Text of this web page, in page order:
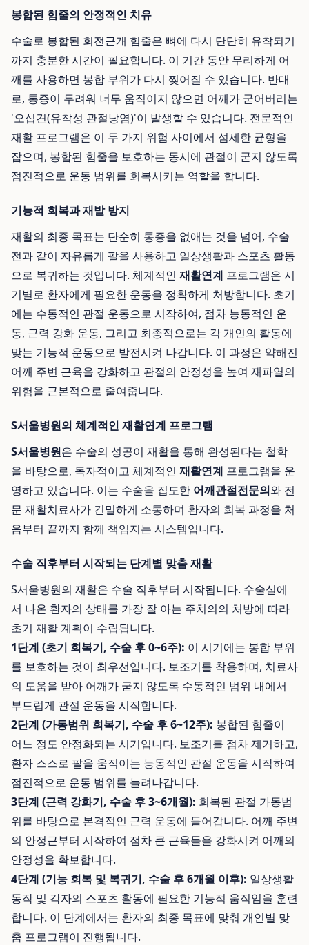
봉합된 힘줄의 안정적인 치유
수술로 봉합된 회전근개 힘줄은 뼈에 다시 단단히 유착되기
까지 충분한 시간이 필요합니다. 이 기간 동안 무리하게 어
깨를 사용하면 봉합 부위가 다시 찢어질 수 있습니다. 반대
로, 통증이 두려워 너무 움직이지 않으면 어깨가 굳어버리는
'오십견(유착성 관절낭염)'이 발생할 수 있습니다. 전문적인
재활 프로그램은 이 두 가지 위험 사이에서 섬세한 균형을
잡으며, 봉합된 힘줄을 보호하는 동시에 관절이 굳지 않도록
점진적으로 운동 범위를 회복시키는 역할을 합니다.
기능적 회복과 재발 방지
재활의 최종 목표는 단순히 통증을 없애는 것을 넘어, 수술
전과 같이 자유롭게 팔을 사용하고 일상생활과 스포츠 활동
으로 복귀하는 것입니다. 체계적인 재활연계 프로그램은 시
기별로 환자에게 필요한 운동을 정확하게 처방합니다. 초기
에는 수동적인 관절 운동으로 시작하여, 점차 능동적인 운
동, 근력 강화 운동, 그리고 최종적으로는 각 개인의 활동에
맞는 기능적 운동으로 발전시켜 나갑니다. 이 과정은 약해진
어깨 주변 근육을 강화하고 관절의 안정성을 높여 재파열의
위험을 근본적으로 줄여줍니다.
S서울병원의 체계적인 재활연계 프로그램
S서울병원은 수술의 성공이 재활을 통해 완성된다는 철학
을 바탕으로, 독자적이고 체계적인 재활연계 프로그램을 운
영하고 있습니다. 이는 수술을 집도한 어깨관절전문의와 전
문 재활치료사가 긴밀하게 소통하며 환자의 회복 과정을 처
음부터 끝까지 함께 책임지는 시스템입니다.
수술 직후부터 시작되는 단계별 맞춤 재활
S서울병원의 재활은 수술 직후부터 시작됩니다. 수술실에
서 나온 환자의 상태를 가장 잘 아는 주치의의 처방에 따라
초기 재활 계획이 수립됩니다.
1단계 (초기 회복기, 수술 후 0~6주): 이 시기에는 봉합 부위
를 보호하는 것이 최우선입니다. 보조기를 착용하며, 치료사
의 도움을 받아 어깨가 굳지 않도록 수동적인 범위 내에서
부드럽게 관절 운동을 시작합니다.
2단계 (가동범위 회복기, 수술 후 6~12주): 봉합된 힘줄이
어느 정도 안정화되는 시기입니다. 보조기를 점차 제거하고,
환자 스스로 팔을 움직이는 능동적인 관절 운동을 시작하여
점진적으로 운동 범위를 늘려나갑니다.
3단계 (근력 강화기, 수술 후 3~6개월): 회복된 관절 가동범
위를 바탕으로 본격적인 근력 운동에 들어갑니다. 어깨 주변
의 안정근부터 시작하여 점차 큰 근육들을 강화시켜 어깨의
안정성을 확보합니다.
4단계 (기능 회복 및 복귀기, 수술 후 6개월 이후): 일상생활
동작 및 각자의 스포츠 활동에 필요한 기능적 움직임을 훈련
합니다. 이 단계에서는 환자의 최종 목표에 맞춰 개인별 맞
춤 프로그램이 진행됩니다.